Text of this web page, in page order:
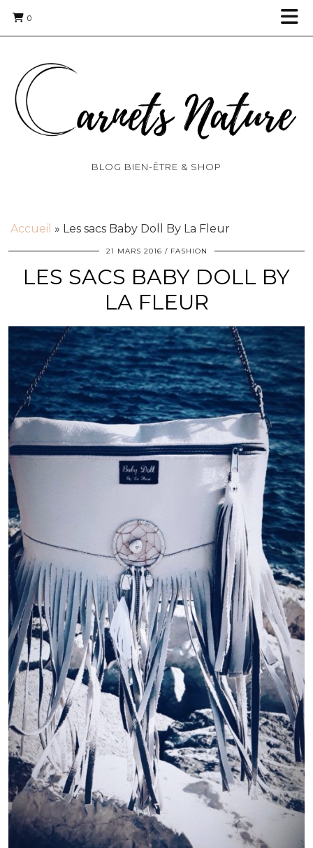
0
BLOG BIEN-ÊTRE & SHOP
Accueil » Les sacs Baby Doll By La Fleur
21 MARS 2016 FASHION
LES SACS BABY DOLL BY
LA FLEUR